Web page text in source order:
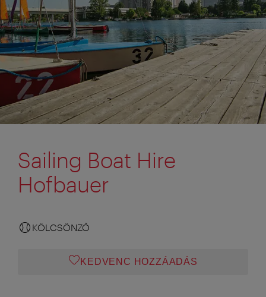
Sailing Boat Hire
Hofbauer
KÖLCSÖNZŐ
KEDVENC HOZZÁADÁS